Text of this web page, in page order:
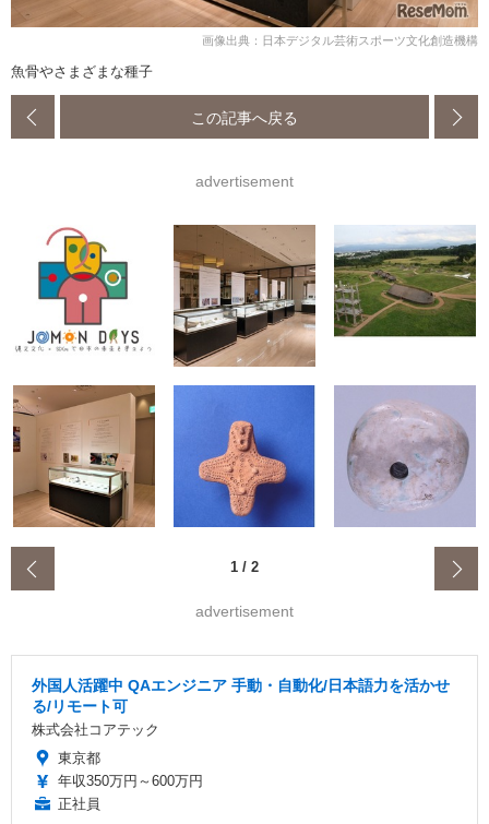
画像出典：日本デジタル芸術スポーツ文化創造機構
魚骨やさまざまな種子
この記事へ戻る
advertisement
1 / 2
advertisement
外国人活躍中 QAエンジニア 手動・自動化/日本語力を活かせ
る/リモート可
株式会社コアテック
東京都
年収350万円～600万円
正社員